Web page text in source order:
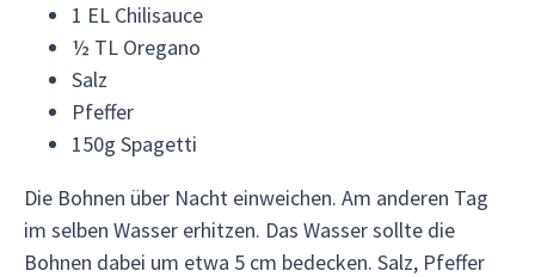
1 EL Chilisauce
½ TL Oregano
Salz
Pfeffer
150g Spagetti
Die Bohnen über Nacht einweichen. Am anderen Tag
im selben Wasser erhitzen. Das Wasser sollte die
Bohnen dabei um etwa 5 cm bedecken. Salz, Pfeffer